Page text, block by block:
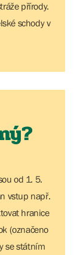
přírody.
schody v
od 1. 5.
vstup např.
hranice
(označeno
se státním